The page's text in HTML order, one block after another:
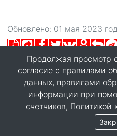
Обновлено: 01 мая 2023
Продолжая просмотр
согласие с правилами
данных, правилами
информации при
счетчиков, Политикой